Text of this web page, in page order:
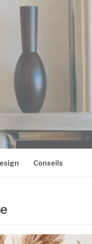
Conseils